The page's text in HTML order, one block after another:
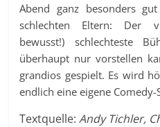
Abend ganz besonders
schlechten Eltern: Der
bewusst!) schlechteste
überhaupt nur vorstellen
grandios gespielt. Es wird
endlich eine eigene
Textquelle:Andy Tichler,